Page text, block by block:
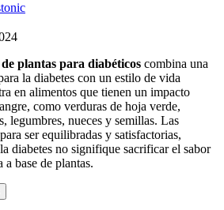
plantas para diabéticos combina una
la diabetes con un estilo de vida
en alimentos que tienen un impacto
como verduras de hoja verde,
legumbres, nueces y semillas. Las
ser equilibradas y satisfactorias,
diabetes no signifique sacrificar el sabor
base de plantas.